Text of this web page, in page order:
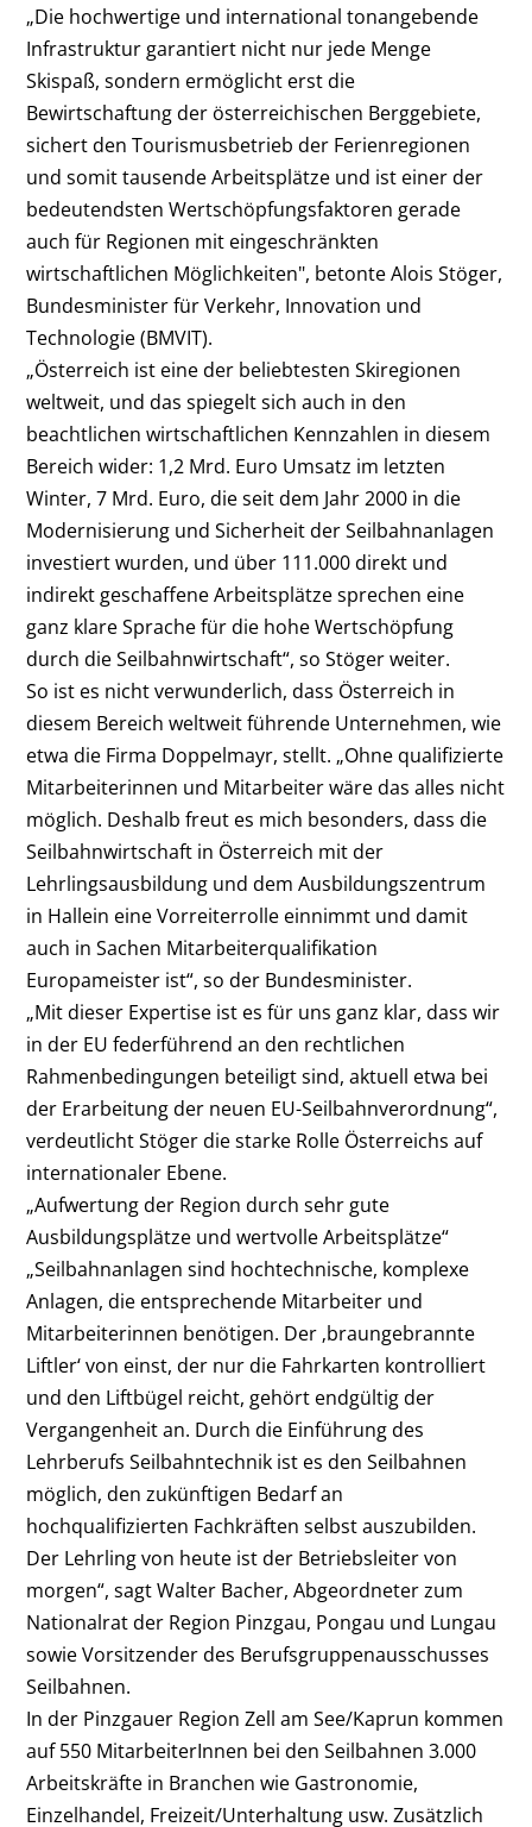
„Die hochwertige und international tonangebende
Infrastruktur garantiert nicht nur jede Menge
Skispaß, sondern ermöglicht erst die
Bewirtschaftung der österreichischen Berggebiete,
sichert den Tourismusbetrieb der Ferienregionen
und somit tausende Arbeitsplätze und ist einer der
bedeutendsten Wertschöpfungsfaktoren gerade
auch für Regionen mit eingeschränkten
wirtschaftlichen Möglichkeiten", betonte Alois Stöger,
Bundesminister für Verkehr, Innovation und
Technologie (BMVIT).
„Österreich ist eine der beliebtesten Skiregionen
weltweit, und das spiegelt sich auch in den
beachtlichen wirtschaftlichen Kennzahlen in diesem
Bereich wider: 1,2 Mrd. Euro Umsatz im letzten
Winter, 7 Mrd. Euro, die seit dem Jahr 2000 in die
Modernisierung und Sicherheit der Seilbahnanlagen
investiert wurden, und über 111.000 direkt und
indirekt geschaffene Arbeitsplätze sprechen eine
ganz klare Sprache für die hohe Wertschöpfung
durch die Seilbahnwirtschaft“, so Stöger weiter.
So ist es nicht verwunderlich, dass Österreich in
diesem Bereich weltweit führende Unternehmen, wie
etwa die Firma Doppelmayr, stellt. „Ohne qualifizierte
Mitarbeiterinnen und Mitarbeiter wäre das alles nicht
möglich. Deshalb freut es mich besonders, dass die
Seilbahnwirtschaft in Österreich mit der
Lehrlingsausbildung und dem Ausbildungszentrum
in Hallein eine Vorreiterrolle einnimmt und damit
auch in Sachen Mitarbeiterqualifikation
Europameister ist“, so der Bundesminister.
„Mit dieser Expertise ist es für uns ganz klar, dass wir
in der EU federführend an den rechtlichen
Rahmenbedingungen beteiligt sind, aktuell etwa bei
der Erarbeitung der neuen EU-Seilbahnverordnung“,
verdeutlicht Stöger die starke Rolle Österreichs auf
internationaler Ebene.
„Aufwertung der Region durch sehr gute
Ausbildungsplätze und wertvolle Arbeitsplätze“
„Seilbahnanlagen sind hochtechnische, komplexe
Anlagen, die entsprechende Mitarbeiter und
Mitarbeiterinnen benötigen. Der ‚braungebrannte
Liftler‘ von einst, der nur die Fahrkarten kontrolliert
und den Liftbügel reicht, gehört endgültig der
Vergangenheit an. Durch die Einführung des
Lehrberufs Seilbahntechnik ist es den Seilbahnen
möglich, den zukünftigen Bedarf an
hochqualifizierten Fachkräften selbst auszubilden.
Der Lehrling von heute ist der Betriebsleiter von
morgen“, sagt Walter Bacher, Abgeordneter zum
Nationalrat der Region Pinzgau, Pongau und Lungau
sowie Vorsitzender des Berufsgruppenausschusses
Seilbahnen.
In der Pinzgauer Region Zell am See/Kaprun kommen
auf 550 MitarbeiterInnen bei den Seilbahnen 3.000
Arbeitskräfte in Branchen wie Gastronomie,
Einzelhandel, Freizeit/Unterhaltung usw. Zusätzlich